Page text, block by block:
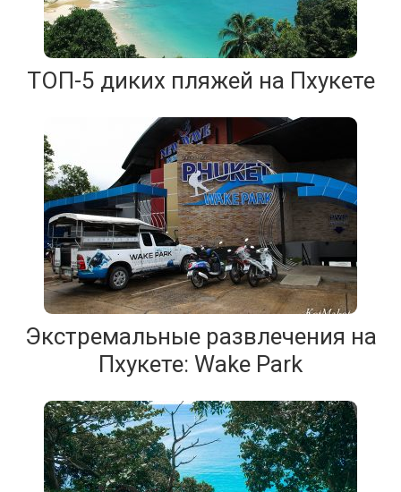
ТОП-5 диких пляжей на Пхукете
Экстремальные развлечения на
Пхукете: Wake Park